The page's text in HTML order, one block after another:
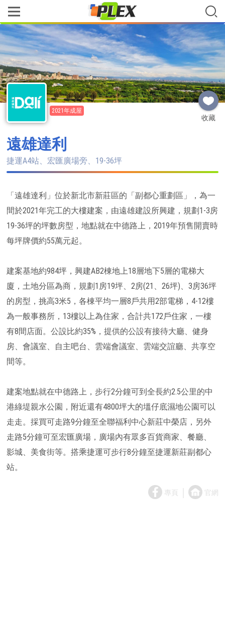
收藏
2021年成屋
遠雄達利
捷運A4站、宏匯廣場旁、19-36坪
「遠雄達利」位於新北市新莊區的「副都心重劃區」，為一
間於2021年完工的大樓建案，由遠雄建設所興建，規劃1-3房
19-36坪的坪數房型，地點就在中德路上，2019年預售開賣時
每坪牌價約55萬元起。
建案基地約984坪，興建AB2棟地上18層地下5層的電梯大
廈，土地分區為商，規劃1房19坪、2房(21、26坪)、3房36坪
的房型，挑高3米5，各棟平均一層8戶共用2部電梯，4-12樓
為一般事務所，13樓以上為住家，合計共172戶住家，一樓
有8間店面。公設比約35%，提供的公設有接待大廳、健身
房、會議室、自主吧台、雲端會議室、雲端交誼廳、共享空
間等。
建案地點就在中德路上，步行2分鐘可到全長約2.5公里的中
港綠堤親水公園，附近還有4800坪大的塭仔底濕地公園可以
走走。採買可走路9分鐘至全聯福利中心新莊中榮店，另外
走路5分鐘可至宏匯廣場，廣場內有眾多百貨商家、餐廳、
影城、美食街等。搭乘捷運可步行8分鐘至捷運新莊副都心
站。
專頁 官網